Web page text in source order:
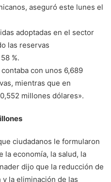
aseguró este lunes el
adoptadas en el sector
las reservas
%.
con unos 6,689
mientras que en
millones dólares».
ciudadanos le formularon
la economía, la salud, la
dijo que la reducción de
la eliminación de las